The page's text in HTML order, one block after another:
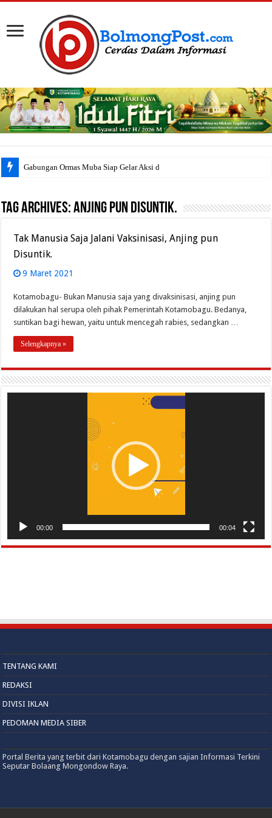
Gabungan Ormas Muba Siap Gelar Aksi di K
Tag Archives:Anjing pun Disuntik.
Tak Manusia Saja Jalani Vaksinisasi, Anjing pun
Disuntik.
9 Maret 2021
Kotamobagu- Bukan Manusia saja yang divaksinisasi, anjing pun
dilakukan hal serupa oleh pihak Pemerintah Kotamobagu. Bedanya,
suntikan bagi hewan, yaitu untuk mencegah rabies, sedangkan …
Selengkapnya »
00:00 00:04
TENTANG KAMI
REDAKSI
DIVISI IKLAN
PEDOMAN MEDIA SIBER
Portal Berita yang terbit dari Kotamobagu dengan sajian Informasi Terkini
Seputar Bolaang Mongondow Raya.